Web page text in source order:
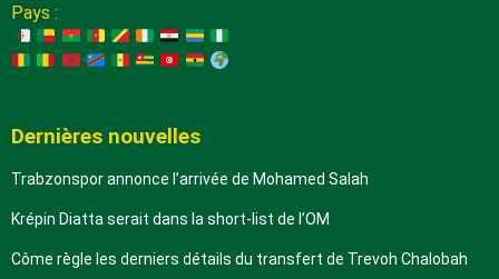
Pays :
Dernières nouvelles
Trabzonspor annonce l’arrivée de Mohamed Salah
Krépin Diatta serait dans la short-list de l’OM
Côme règle les derniers détails du transfert de Trevoh Chalobah